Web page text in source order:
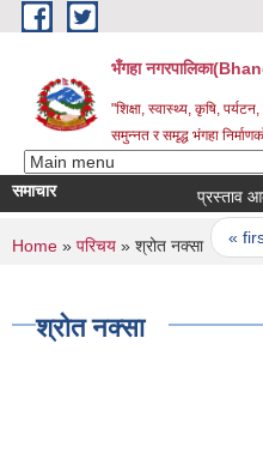
Skip to main content
भँगहा
"शिक्षा, स्वास्थ्य, कृषि,
समुन्नत र समृद्ध भंगहा
समाचार प्रस्ताव
« first
You are here
Home » परिचय » श्रोत नक्सा
श्रोत नक्सा